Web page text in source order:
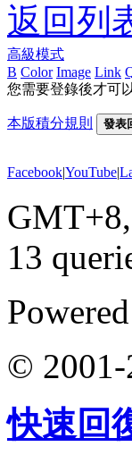
返回列
高級模式
B Color Image Link
您需要登錄後才可
本版積分規則 發表
Facebook|YouTube|
13
© 2001-
快速回